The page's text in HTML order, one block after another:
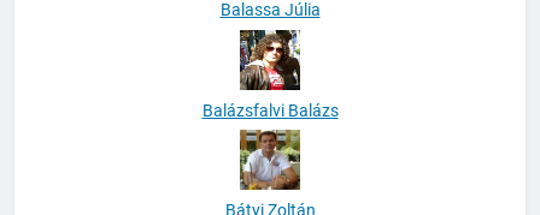
Balassa Júlia
Balázsfalvi Balázs
Bátyi Zoltán